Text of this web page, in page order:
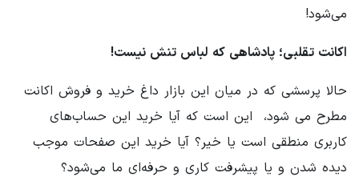
می‌شود!
اکانت تقلبی؛ پادشاهی که لباس تنش نیست!
حالا پرسشی که در میان این بازار داغ خرید و فروش اکانت
مطرح می شود، ‌ این است که آیا خرید این حساب‌های
کاربری منطقی است یا خیر؟ آیا خرید این صفحات موجب
دیده شدن و یا پیشرفت کاری و حرفه‌ای ما می‌شود؟